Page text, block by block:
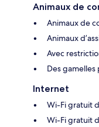
Animaux de
Animaux de
Animaux
Avec
Des
Internet
Wi-Fi gratuit
Wi-Fi gratuit